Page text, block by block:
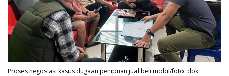
Proses negosiasi kasus dugaan penipuan jual beli mobil/foto: dok